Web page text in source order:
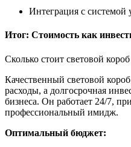
Интеграция с системой
Итог: Стоимость как
Сколько стоит световой
Качественный световой
расходы, а долгосрочная
бизнеса. Он работает 24/7,
профессиональный имидж.
Оптимальный бюджет: